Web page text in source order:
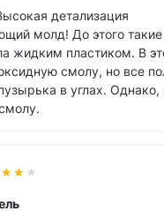
детализация
молд! До этого
жидким пластиком. В
смолу, но все
в углах. Однако,
★★ ★